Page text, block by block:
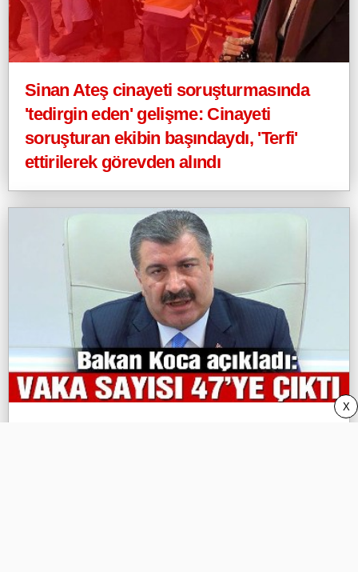
Sinan Ateş cinayeti soruşturmasında
'tedirgin eden' gelişme: Cinayeti
soruşturan ekibin başındaydı, 'Terfi'
ettirilerek görevden alındı
X